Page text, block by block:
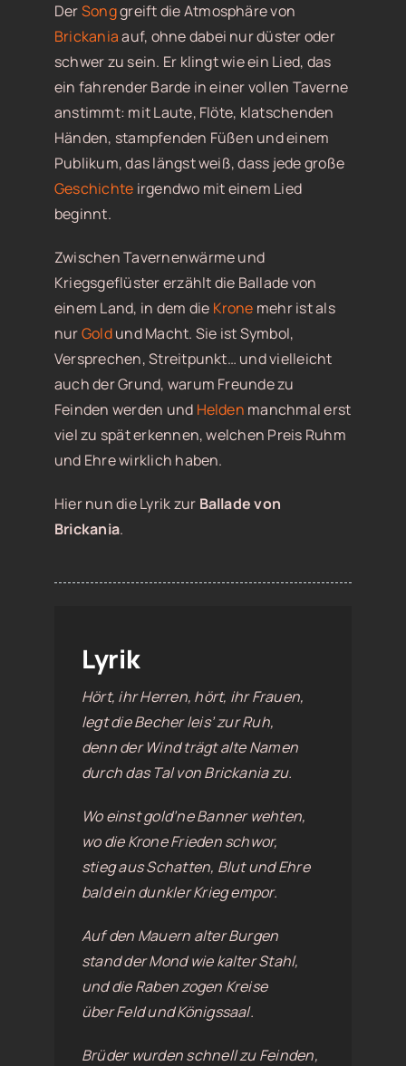
DerSonggreift die Atmosphäre von
Brickaniaauf, ohne dabei nur düster oder
schwer zu sein. Er klingt wie ein Lied, das
ein fahrender Barde in einer vollen Taverne
anstimmt: mit Laute, Flöte, klatschenden
Händen, stampfenden Füßen und einem
Publikum, das längst weiß, dass jede große
Geschichte irgendwo mit einem Lied
beginnt.
Zwischen Tavernenwärme und
Kriegsgeflüster erzählt die Ballade von
einem Land, in dem die Krone mehr ist als
nurGoldund Macht. Sie ist Symbol,
Versprechen, Streitpunkt… und vielleicht
auch der Grund, warum Freunde zu
Feinden werden und Helden manchmal erst
viel zu spät erkennen, welchen Preis Ruhm
und Ehre wirklich haben.
Hier nun die Lyrik zur Ballade von
Brickania.
Lyrik
Hört, ihr Herren, hört, ihr Frauen,
legt die Becher leis’ zur Ruh,
denn der Wind trägt alte Namen
durch das Tal von Brickania zu.
Wo einst gold’ne Banner wehten,
wo die Krone Frieden schwor,
stieg aus Schatten, Blut und Ehre
bald ein dunkler Krieg empor.
Auf den Mauern alter Burgen
stand der Mond wie kalter Stahl,
und die Raben zogen Kreise
über Feld und Königssaal.
Brüder wurden schnell zu Feinden,